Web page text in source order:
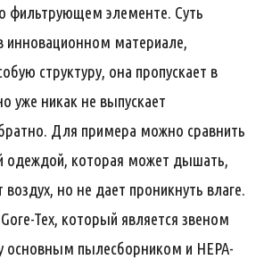
фильтрующем элементе. Суть
инновационном материале,
структуру, она пропускает в
уже никак не выпускает
Для примера можно сравнить
одеждой, которая может дышать,
воздух, но не дает проникнуть влаге.
Tex, который является звеном
основным пылесборником и HEPA-